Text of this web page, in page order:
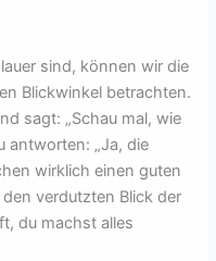
sind, können wir die
Blickwinkel betrachten.
sagt: „Schau mal, wie
antworten: „Ja, die
wirklich einen guten
verdutzten Blick der
du machst alles